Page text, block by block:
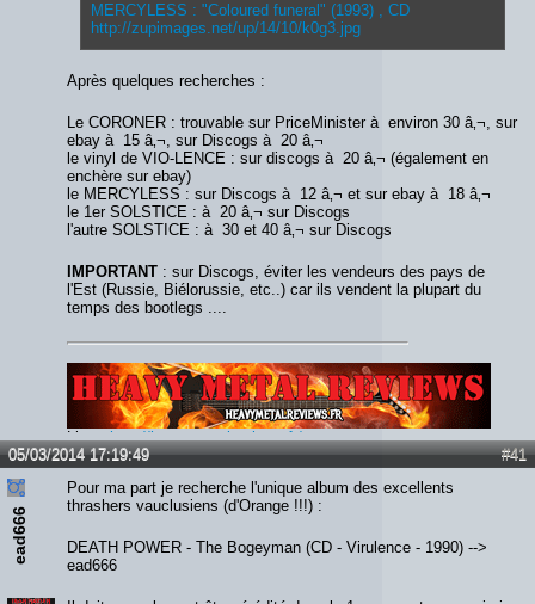
MERCYLESS : "Coloured funeral" (1993) , CD
http://zupimages.net/up/14/10/k0g3.jpg
Après quelques recherches :
Le CORONER : trouvable sur PriceMinister à environ 30 â‚¬, sur
ebay à 15 â‚¬, sur Discogs à 20 â‚¬
le vinyl de VIO-LENCE : sur discogs à 20 â‚¬ (également en
enchère sur ebay)
le MERCYLESS : sur Discogs à 12 â‚¬ et sur ebay à 18 â‚¬
le 1er SOLSTICE : à 20 â‚¬ sur Discogs
l'autre SOLSTICE : à 30 et 40 â‚¬ sur Discogs
IMPORTANT : sur Discogs, éviter les vendeurs des pays de
l'Est (Russie, Biélorussie, etc..) car ils vendent la plupart du
temps des bootlegs ....
Lien :http://heavymetalreviews.fr/
#41
05/03/2014 17:19:49
ead666
Pour ma part je recherche l'unique album des excellents
thrashers vauclusiens (d'Orange !!!) :
DEATH POWER - The Bogeyman (CD - Virulence - 1990) -->
ead666